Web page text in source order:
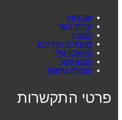
אודותניו
יצירת קשר
המגזין
מאמרים אחרונים
החשבון שלי
תקנון אתר
הצהרת נגישות
פרטי התקשרות